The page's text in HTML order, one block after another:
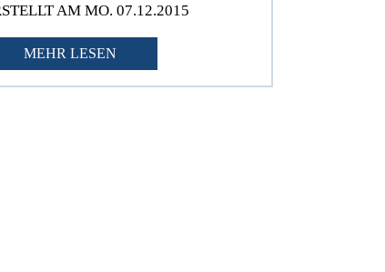
AM MO. 07.12.2015
MEHR LESEN